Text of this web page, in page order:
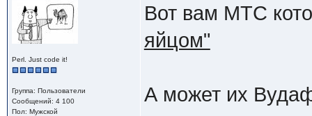
Perl. Just code it!
Группа: Пользователи
Сообщений: 4 100
Пол: Мужской
Вот вам МТС
яйцом"
А может их